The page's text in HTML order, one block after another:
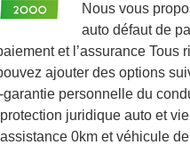
Nous vous
auto défaut de
et l’assurance
ajouter des options
-garantie personnelle du
juridique auto et
0km et véhicule